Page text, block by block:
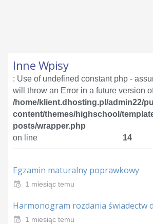
Inne Wpisy
: Use of undefined constant php -
will throw an Error in a future version
/home/klient.dhosting.pl/admin22/
content/themes/highschool/
posts/wrapper.php
on line
14
Egzamin maturalny poprawkowy
1 miesiąc temu
Harmonogram rozdania świadectw
1 miesiąc temu